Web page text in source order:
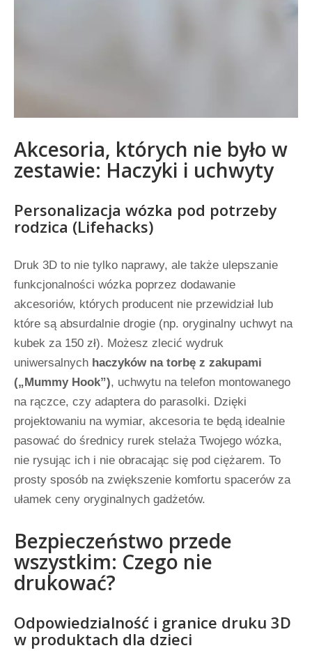
Akcesoria, których nie było w
zestawie: Haczyki i uchwyty
Personalizacja wózka pod potrzeby
rodzica (Lifehacks)
Druk 3D to nie tylko naprawy, ale także ulepszanie
funkcjonalności wózka poprzez dodawanie
akcesoriów, których producent nie przewidział lub
które są absurdalnie drogie (np. oryginalny uchwyt na
kubek za 150 zł). Możesz zlecić wydruk
uniwersalnych haczyków na torbę z zakupami
(„Mummy Hook”), uchwytu na telefon montowanego
na rączce, czy adaptera do parasolki. Dzięki
projektowaniu na wymiar, akcesoria te będą idealnie
pasować do średnicy rurek stelaża Twojego wózka,
nie rysując ich i nie obracając się pod ciężarem. To
prosty sposób na zwiększenie komfortu spacerów za
ułamek ceny oryginalnych gadżetów.
Bezpieczeństwo przede
wszystkim: Czego nie
drukować?
Odpowiedzialność i granice druku 3D
w produktach dla dzieci